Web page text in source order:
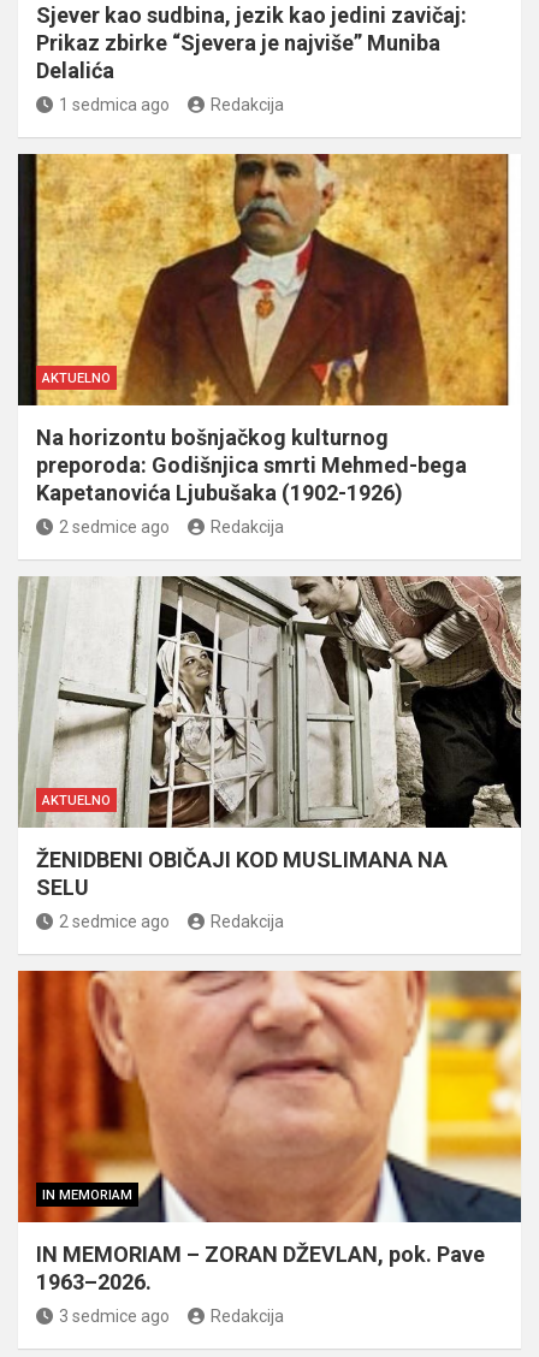
Sjever kao sudbina, jezik kao jedini zavičaj:
Prikaz zbirke “Sjevera je najviše” Muniba
Delalića
1 sedmica ago Redakcija
AKTUELNO
Na horizontu bošnjačkog kulturnog
preporoda: Godišnjica smrti Mehmed-bega
Kapetanovića Ljubušaka (1902-1926)
2 sedmice ago Redakcija
AKTUELNO
ŽENIDBENI OBIČAJI KOD MUSLIMANA NA
SELU
2 sedmice ago Redakcija
IN MEMORIAM
IN MEMORIAM – ZORAN DŽEVLAN, pok. Pave
1963–2026.
3 sedmice ago Redakcija